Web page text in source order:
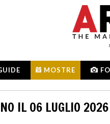
MOSTRE
IL 06 LUGLIO 2026